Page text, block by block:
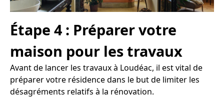
Étape 4 : Préparer votre
maison pour les travaux
Avant de lancer les travaux à Loudéac, il est vital de
préparer votre résidence dans le but de limiter les
désagréments relatifs à la rénovation.